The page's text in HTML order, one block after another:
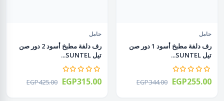
حامل
رف دلفة مطبخ أسود 1 دور صن
تيل SUNTEL...
EGP344.00 EGP255.00
حامل
رف دلفة مطبخ أسود 2 دور صن
تيل SUNTEL...
EGP425.00 EGP315.00